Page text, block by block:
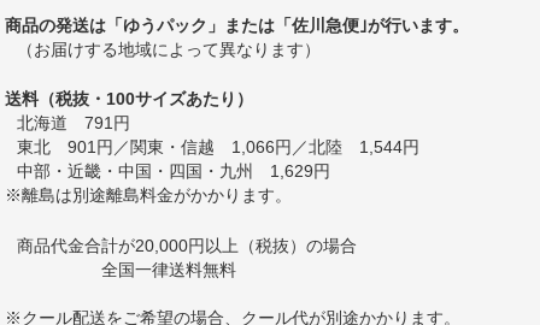
商品の発送は「ゆうパック」または「佐川急便｣が行います。
（お届けする地域によって異なります）
送料（税抜・100サイズあたり）
北海道 791円
東北 901円／関東・信越 1,066円／北陸 1,544円
中部・近畿・中国・四国・九州 1,629円
※離島は別途離島料金がかかります。
商品代金合計が20,000円以上（税抜）の場合
全国一律送料無料
※クール配送をご希望の場合、クール代が別途かかります。